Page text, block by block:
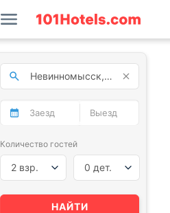
Количество гостей
2 взр. 0 дет.
НАЙТИ